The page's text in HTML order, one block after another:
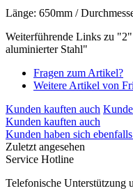
Länge: 650mm /
Weiterführende Links zu
aluminierter Stahl"
Fragen zum Artikel?
Weitere Artikel von
Kunden kauften auch
Kunden kauften auch
Kunden haben sich ebenfalls
Zuletzt angesehen
Service Hotline
Telefonische Unterstützung